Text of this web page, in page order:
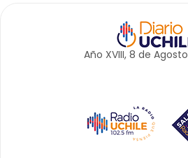
Año XVIII, 8 de Agosto